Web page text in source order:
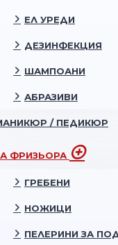
ЕЛ УРЕДИ
ДЕЗИНФЕКЦИЯ
ШАМПОАНИ
АБРАЗИВИ
/ ПЕДИКЮР
ФРИЗЬОРА
ГРЕБЕНИ
НОЖИЦИ
ПЕЛЕРИНИ ЗА